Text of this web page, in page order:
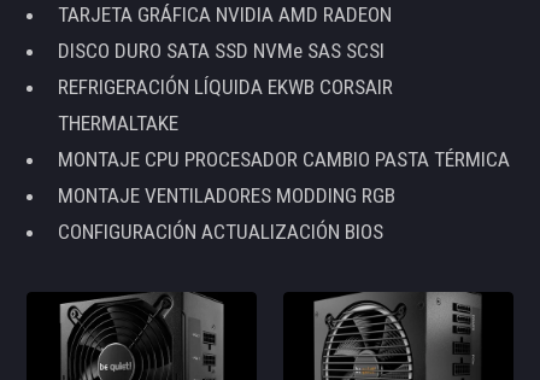
TARJETA GRÁFICA NVIDIA AMD RADEON
DISCO DURO SATA SSD NVMe SAS SCSI
REFRIGERACIÓN LÍQUIDA EKWB CORSAIR
THERMALTAKE
MONTAJE CPU PROCESADOR CAMBIO PASTA TÉRMICA
MONTAJE VENTILADORES MODDING RGB
CONFIGURACIÓN ACTUALIZACIÓN BIOS